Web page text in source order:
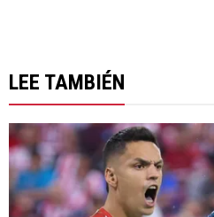
LEE TAMBIÉN